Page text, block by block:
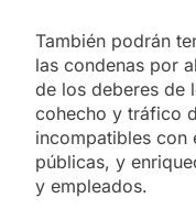
También podrán
las condenas por
de los deberes de
cohecho y tráfico
incompatibles con
públicas, y
y empleados.